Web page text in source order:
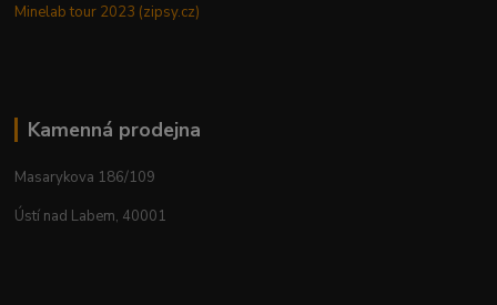
Minelab tour 2023 (zipsy.cz)
Kamenná prodejna
Masarykova 186/109
Ústí nad Labem, 40001